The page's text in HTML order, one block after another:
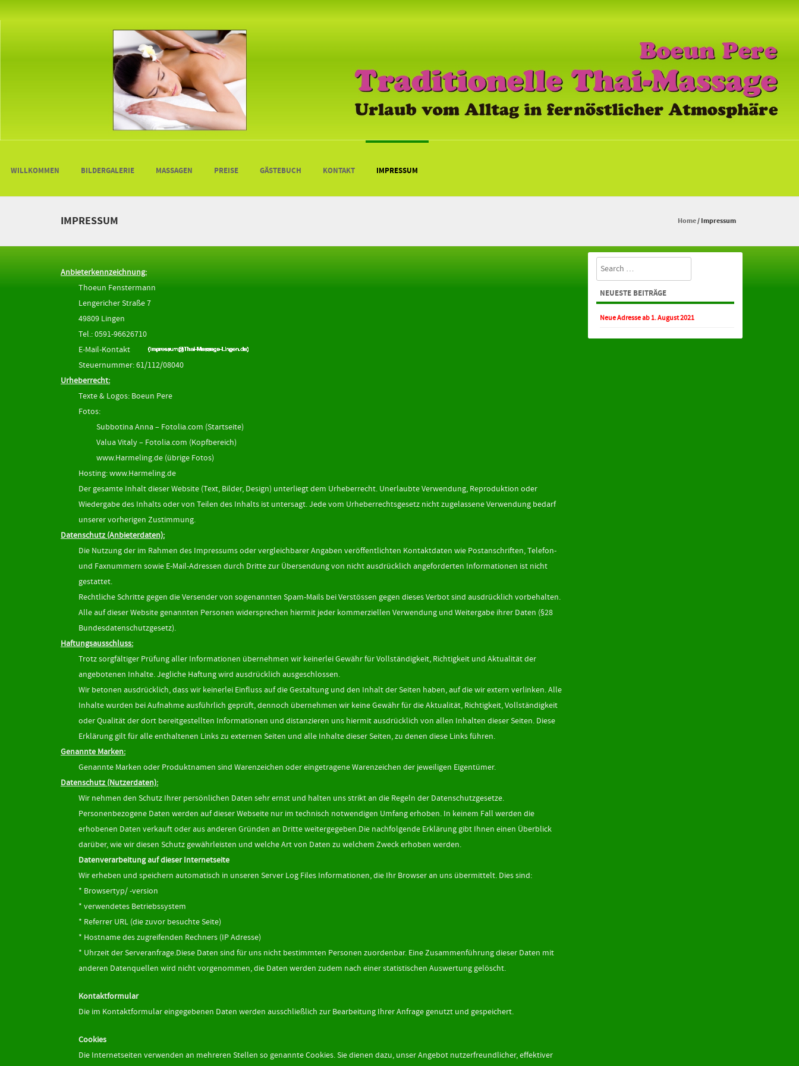
SKIP TO CONTENT
WILLKOMMEN BILDERGALERIE MASSAGEN PREISE GÄSTEBUCH KONTAKT IMPRESSUM
IMPRESSUM Home/Impressum
Anbieterkennzeichnung:
Thoeun Fenstermann
Lengericher Straße 7
49809 Lingen
Tel.: 0591-96626710
E-Mail-Kontakt
Steuernummer: 61/112/08040
Urheberrecht:
Texte & Logos: Boeun Pere
Fotos:
Subbotina Anna – Fotolia.com (Startseite)
Valua Vitaly – Fotolia.com (Kopfbereich)
www.Harmeling.de (übrige Fotos)
Hosting:www.Harmeling.de
Der gesamte Inhalt dieser Website (Text, Bilder, Design) unterliegt dem Urheberrecht. Unerlaubte Verwendung, Reproduktion oder
Wiedergabe des Inhalts oder von Teilen des Inhalts ist untersagt. Jede vom Urheberrechtsgesetz nicht zugelassene Verwendung bedarf
unserer vorherigen Zustimmung.
Datenschutz (Anbieterdaten):
Die Nutzung der im Rahmen des Impressums oder vergleichbarer Angaben veröffentlichten Kontaktdaten wie Postanschriften, Telefon-
und Faxnummern sowie E-Mail-Adressen durch Dritte zur Übersendung von nicht ausdrücklich angeforderten Informationen ist nicht
gestattet.
Rechtliche Schritte gegen die Versender von sogenannten Spam-Mails bei Verstössen gegen dieses Verbot sind ausdrücklich vorbehalten.
Alle auf dieser Website genannten Personen widersprechen hiermit jeder kommerziellen Verwendung und Weitergabe ihrer Daten (§28
Bundesdatenschutzgesetz).
Haftungsausschluss:
Trotz sorgfältiger Prüfung aller Informationen übernehmen wir keinerlei Gewähr für Vollständigkeit, Richtigkeit und Aktualität der
angebotenen Inhalte. Jegliche Haftung wird ausdrücklich ausgeschlossen.
Wir betonen ausdrücklich, dass wir keinerlei Einfluss auf die Gestaltung und den Inhalt der Seiten haben, auf die wir extern verlinken. Alle
Inhalte wurden bei Aufnahme ausführlich geprüft, dennoch übernehmen wir keine Gewähr für die Aktualität, Richtigkeit, Vollständigkeit
oder Qualität der dort bereitgestellten Informationen und distanzieren uns hiermit ausdrücklich von allen Inhalten dieser Seiten. Diese
Erklärung gilt für alle enthaltenen Links zu externen Seiten und alle Inhalte dieser Seiten, zu denen diese Links führen.
Genannte Marken:
Genannte Marken oder Produktnamen sind Warenzeichen oder eingetragene Warenzeichen der jeweiligen Eigentümer.
Datenschutz (Nutzerdaten):
Wir nehmen den Schutz Ihrer persönlichen Daten sehr ernst und halten uns strikt an die Regeln der Datenschutzgesetze.
Personenbezogene Daten werden auf dieser Webseite nur im technisch notwendigen Umfang erhoben. In keinem Fall werden die
erhobenen Daten verkauft oder aus anderen Gründen an Dritte weitergegeben.Die nachfolgende Erklärung gibt Ihnen einen Überblick
darüber, wie wir diesen Schutz gewährleisten und welche Art von Daten zu welchem Zweck erhoben werden.
Datenverarbeitung auf dieser Internetseite
Wir erheben und speichern automatisch in unseren Server Log Files Informationen, die Ihr Browser an uns übermittelt. Dies sind:
* Browsertyp/ -version
* verwendetes Betriebssystem
* Referrer URL (die zuvor besuchte Seite)
* Hostname des zugreifenden Rechners (IP Adresse)
* Uhrzeit der Serveranfrage.Diese Daten sind für uns nicht bestimmten Personen zuordenbar. Eine Zusammenführung dieser Daten mit
anderen Datenquellen wird nicht vorgenommen, die Daten werden zudem nach einer statistischen Auswertung gelöscht.
Kontaktformular
Die im Kontaktformular eingegebenen Daten werden ausschließlich zur Bearbeitung Ihrer Anfrage genutzt und gespeichert.
Cookies
Die Internetseiten verwenden an mehreren Stellen so genannte Cookies. Sie dienen dazu, unser Angebot nutzerfreundlicher, effektiver
NEUESTE BEITRÄGE
Neue Adresse ab 1. August 2021